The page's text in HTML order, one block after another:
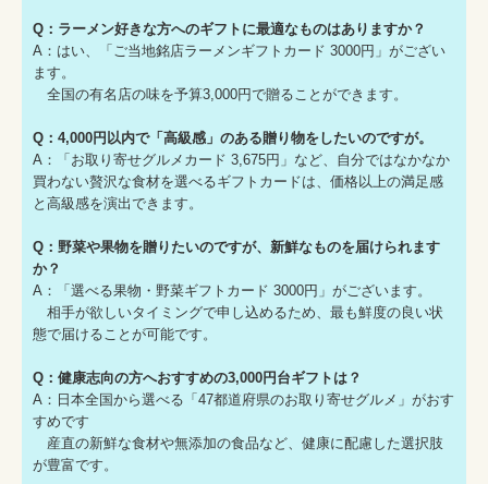
Q：ラーメン好きな方へのギフトに最適なものはありますか？
A：はい、「ご当地銘店ラーメンギフトカード 3000円」がござい
ます。
全国の有名店の味を予算3,000円で贈ることができます。
Q：4,000円以内で「高級感」のある贈り物をしたいのですが。
A：「お取り寄せグルメカード 3,675円」など、自分ではなかなか
買わない贅沢な食材を選べるギフトカードは、価格以上の満足感
と高級感を演出できます。
Q：野菜や果物を贈りたいのですが、新鮮なものを届けられます
か？
A：「選べる果物・野菜ギフトカード 3000円」がございます。
相手が欲しいタイミングで申し込めるため、最も鮮度の良い状
態で届けることが可能です。
Q：健康志向の方へおすすめの3,000円台ギフトは？
A：日本全国から選べる「47都道府県のお取り寄せグルメ」がおす
すめです
産直の新鮮な食材や無添加の食品など、健康に配慮した選択肢
が豊富です。